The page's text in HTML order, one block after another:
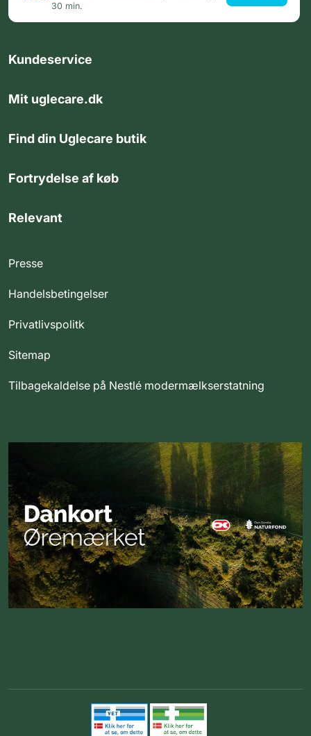
30 min.
Kundeservice
Mit uglecare.dk
Find din Uglecare butik
Fortrydelse af køb
Relevant
Presse
Handelsbetingelser
Privatlivspolitk
Sitemap
Tilbagekaldelse på Nestlé modermælkserstatning